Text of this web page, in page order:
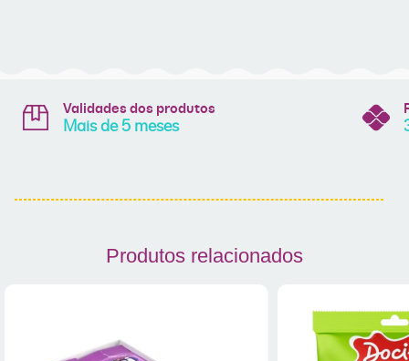
Validades dos produtos
Mais de 5 meses
Produtos relacionados